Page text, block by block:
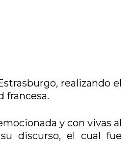
realizando el
francesa.
y con vivas al
discurso, el cual fue